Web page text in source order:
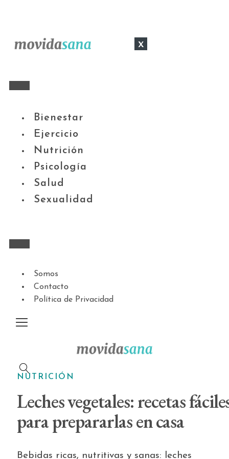
x
Bienestar
Ejercicio
Nutrición
Psicología
Salud
Sexualidad
Somos
Contacto
Política de Privacidad
NUTRICIÓN
Leches vegetales: recetas
para prepararlas en casa
Bebidas ricas, nutritivas y sanas: leches